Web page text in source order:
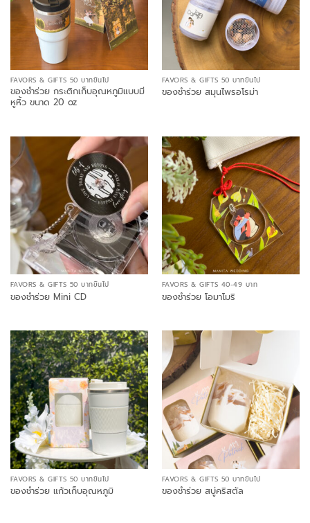
FAVORS & GIFTS 50 บาทขึ้นไป
ของชำร่วย กระติกเก็บอุณหภูมิแบบมี
หูหิ้ว ขนาด 20 oz
FAVORS & GIFTS 50 บาทขึ้นไป
ของชำร่วย สมุนไพรอโรม่า
FAVORS & GIFTS 50 บาทขึ้นไป
ของชำร่วย Mini CD
FAVORS & GIFTS 40-49 บาท
ของชำร่วย โอมาโมริ
FAVORS & GIFTS 50 บาทขึ้นไป
ของชำร่วย แก้วเก็บอุณหภูมิ
FAVORS & GIFTS 50 บาทขึ้นไป
ของชำร่วย สบู่คริสตัล